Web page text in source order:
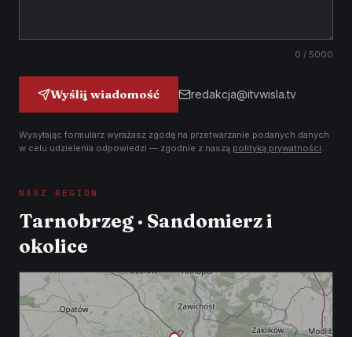
0 / 5000
Wyślij wiadomość redakcja@itvwisla.tv
Wysyłając formularz wyrażasz zgodę na przetwarzanie podanych danych
w celu udzielenia odpowiedzi — zgodnie z naszą polityką prywatności.
NASZ REGION
Tarnobrzeg · Sandomierz i
okolice